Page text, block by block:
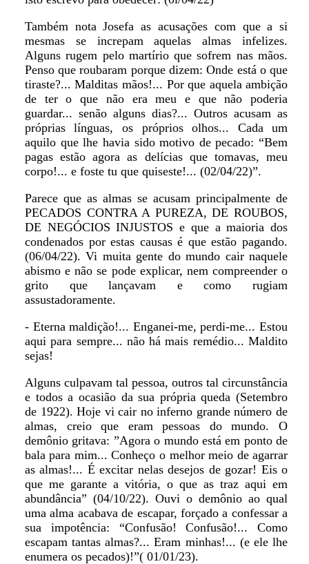
Também nota Josefa as acusações com que a si
mesmas se increpam aquelas almas infelizes.
Alguns rugem pelo martírio que sofrem nas mãos.
Penso que roubaram porque dizem: Onde está o que
tiraste?... Malditas mãos!... Por que aquela ambição
de ter o que não era meu e que não poderia
guardar... senão alguns dias?... Outros acusam as
próprias línguas, os próprios olhos... Cada um
aquilo que lhe havia sido motivo de pecado: “Bem
pagas estão agora as delícias que tomavas, meu
corpo!... e foste tu que quiseste!... (02/04/22)”.
Parece que as almas se acusam principalmente de
PECADOS CONTRA A PUREZA, DE ROUBOS,
DE NEGÓCIOS INJUSTOS e que a maioria dos
condenados por estas causas é que estão pagando.
(06/04/22). Vi muita gente do mundo cair naquele
abismo e não se pode explicar, nem compreender o
grito que lançavam e como rugiam
assustadoramente.
- Eterna maldição!... Enganei-me, perdi-me... Estou
aqui para sempre... não há mais remédio... Maldito
sejas!
Alguns culpavam tal pessoa, outros tal circunstância
e todos a ocasião da sua própria queda (Setembro
de 1922). Hoje vi cair no inferno grande número de
almas, creio que eram pessoas do mundo. O
demônio gritava: ”Agora o mundo está em ponto de
bala para mim... Conheço o melhor meio de agarrar
as almas!... É excitar nelas desejos de gozar! Eis o
que me garante a vitória, o que as traz aqui em
abundância” (04/10/22). Ouvi o demônio ao qual
uma alma acabava de escapar, forçado a confessar a
sua impotência: “Confusão! Confusão!... Como
escapam tantas almas?... Eram minhas!... (e ele lhe
enumera os pecados)!”( 01/01/23).